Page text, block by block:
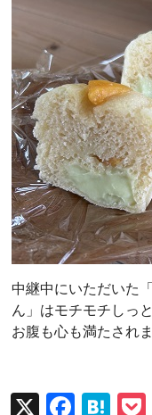
中継中にいただいた
ん」はモチモチしっ
お腹も心も満たされ
X
F
H